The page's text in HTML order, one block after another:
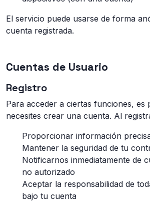
El servicio puede usarse de forma
cuenta registrada.
Cuentas de Usuario
Registro
Para acceder a ciertas funciones, es
necesites crear una cuenta. Al
Proporcionar información
Mantener la seguridad de tu
Notificarnos inmediatamente de
no autorizado
Aceptar la responsabilidad de
bajo tu cuenta